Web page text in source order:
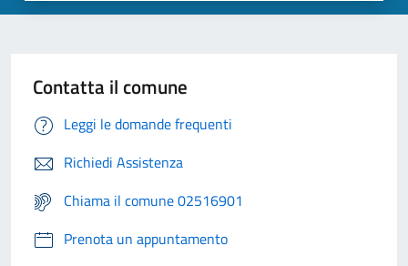
Contatta il comune
Leggi le domande frequenti
Richiedi Assistenza
Chiama il comune 02516901
Prenota un appuntamento